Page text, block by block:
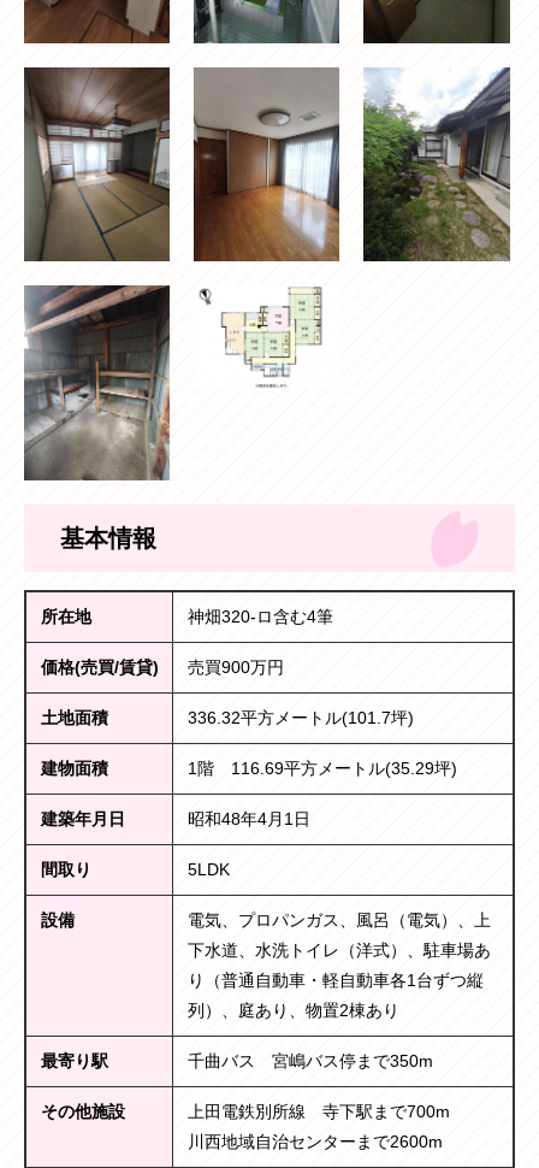
基本情報
所在地 神畑320-ロ含む4筆
価格(売買/賃貸) 売買900万円
土地面積 336.32平方メートル(101.7坪)
建物面積 1階 116.69平方メートル(35.29坪)
建築年月日 昭和48年4月1日
間取り 5LDK
設備
電気、プロパンガス、風呂（電気）、上
下水道、水洗トイレ（洋式）、駐車場あ
り（普通自動車・軽自動車各1台ずつ縦
列）、庭あり、物置2棟あり
最寄り駅 千曲バス 宮嶋バス停まで350m
その他施設
上田電鉄別所線 寺下駅まで700m
川西地域自治センターまで2600m